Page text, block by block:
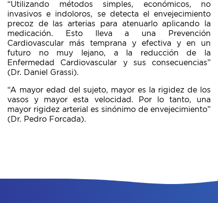
“Utilizando métodos simples, económicos, no
invasivos e indoloros, se detecta el envejecimiento
precoz de las arterias para atenuarlo aplicando la
medicación. Esto lleva a una Prevención
Cardiovascular más temprana y efectiva y en un
futuro no muy lejano, a la reducción de la
Enfermedad Cardiovascular y sus consecuencias”
(Dr. Daniel Grassi).
“A mayor edad del sujeto, mayor es la rigidez de los
vasos y mayor esta velocidad. Por lo tanto, una
mayor rigidez arterial es sinónimo de envejecimiento”
(Dr. Pedro Forcada).